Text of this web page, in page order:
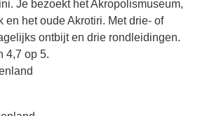
Je bezoekt het Akropolismuseum,
en het oude Akrotiri. Met drie- of
ontbijt en drie rondleidingen.
4,7 op 5.